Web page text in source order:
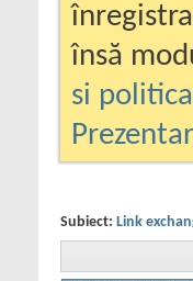
însă
si
Subiect: Link